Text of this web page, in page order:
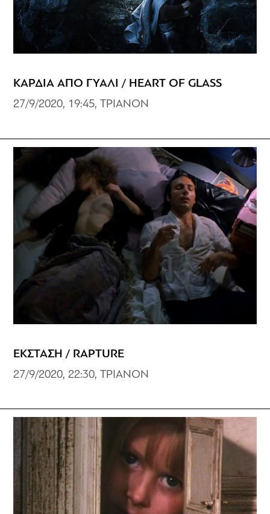
ΚΑΡΔΙΑ ΑΠΟ ΓΥΑΛΙ / HEART OF GLASS
27/9/2020, 19:45, ΤΡΙΑΝΟΝ
ΕΚΣΤΑΣΗ / RAPTURE
27/9/2020, 22:30, ΤΡΙΑΝΟΝ